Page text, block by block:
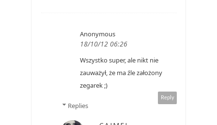
Anonymous
18/10/12 06:26
Wszystko super, ale nikt nie
zauważył, że ma źle założony
zegarek ;)
Reply
Replies